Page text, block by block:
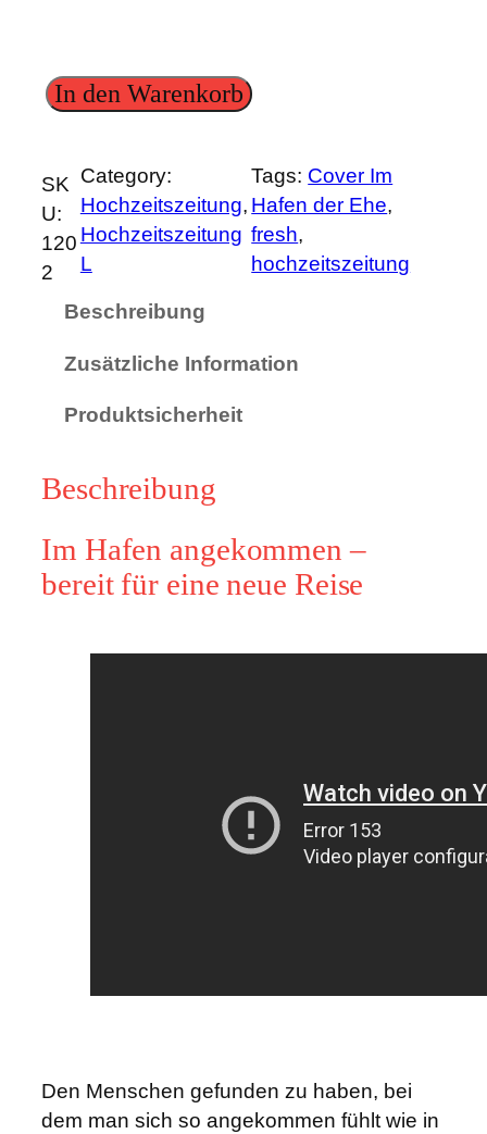
H
h
z
e
i
n
L
–
r
"
In den Warenkorb
SK
U:
120
2
Category:
Hochzeitszeitung ,
Hochzeitszeitung
L
Tags: Cover Im
Hafen der Ehe
fresh
hochzeitszeitung
Beschreibung
Zusätzliche Information
Produktsicherheit
Beschreibung
Im Hafen angekommen –
bereit für eine neue Reise
Den Menschen gefunden zu haben, bei
dem man sich so angekommen fühlt wie in